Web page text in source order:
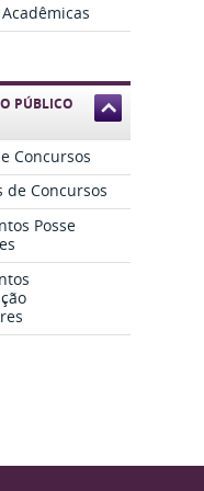
PÚBLICO
Concursos
de Concursos
Posse